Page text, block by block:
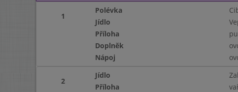
1
Polévka
Jídlo
Příloha
Doplněk
Nápoj
2
Jídlo
Příloha